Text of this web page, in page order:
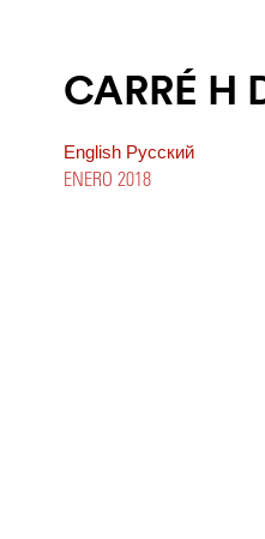
CARRÉ H
English Pусский
ENERO 2018